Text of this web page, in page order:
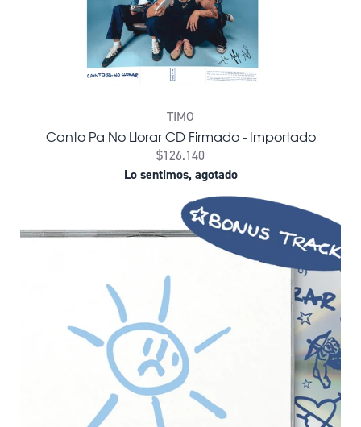
TIMO
Canto Pa No Llorar CD Firmado - Importado
$126.140
Lo sentimos, agotado